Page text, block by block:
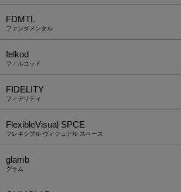
FDMTL
ファンダメンタル
felkod
フィルコッド
FIDELITY
フィデリティ
FlexibleVisual SPCE
フレキシブル ヴィジュアル スペース
glamb
グラム